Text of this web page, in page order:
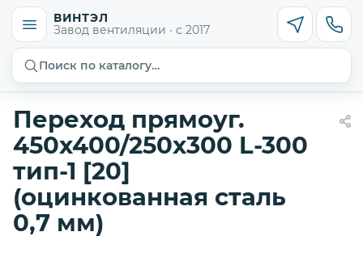
ВИНТЭЛ
Завод вентиляции · с 2017
Поиск по каталогу…
Переход прямоуг.
450х400/250х300 L-300
тип-1 [20]
(оцинкованная сталь
0,7 мм)